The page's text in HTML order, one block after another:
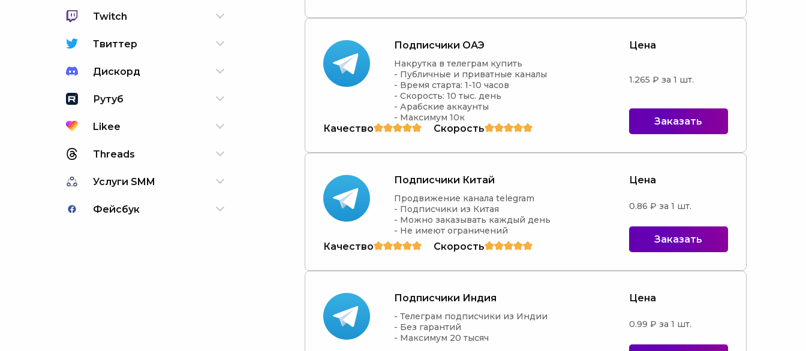
Twitch
Твиттер
Дискорд
Рутуб
Likee
Threads
Услуги SMM
Фейсбук
Подписчики ОАЭ
Накрутка в телеграм купить
- Публичные и приватные каналы
- Время старта: 1-10 часов
- Скорость: 10 тыс. день
- Арабские аккаунты
- Максимум 10к
Качество Скорость
Цена
1.265 ₽ за 1 шт.
Заказать
Подписчики Китай
Продвижение канала telegram
- Подписчики из Китая
- Можно заказывать каждый день
- Не имеют ограничений
Качество Скорость
Цена
0.86 ₽ за 1 шт.
Заказать
Подписчики Индия
- Телеграм подписчики из Индии
- Без гарантий
- Максимум 20 тысяч
Цена
0.99 ₽ за 1 шт.